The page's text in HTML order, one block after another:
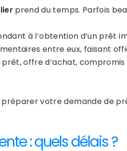
prend du temps. Parfois
à l’obtention d’un prêt
entre eux, faisant
offre d’achat,
votre demande de
: quels délais ?